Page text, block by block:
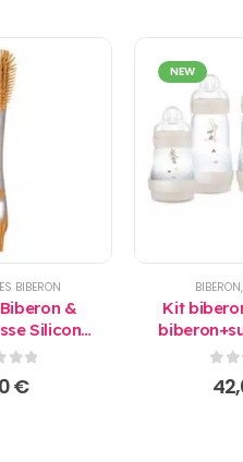
BIBERON
&
Silicone
Nettoyage
- MAM
€
NEW
BIBERON,
Kit